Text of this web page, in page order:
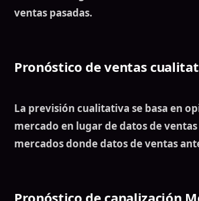
ventas pasadas.
Pronóstico de ventas
La previsión cualitativa se basa en
mercado en lugar de datos de
mercados dondedatos de ventas
Pronóstico de canalización